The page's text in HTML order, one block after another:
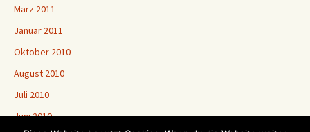
März 2011
Januar 2011
Oktober 2010
August 2010
Juli 2010
Juni 2010